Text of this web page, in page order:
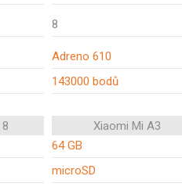
8
Adreno 610
143000 bodů
Xiaomi Mi A3
64 GB
microSD